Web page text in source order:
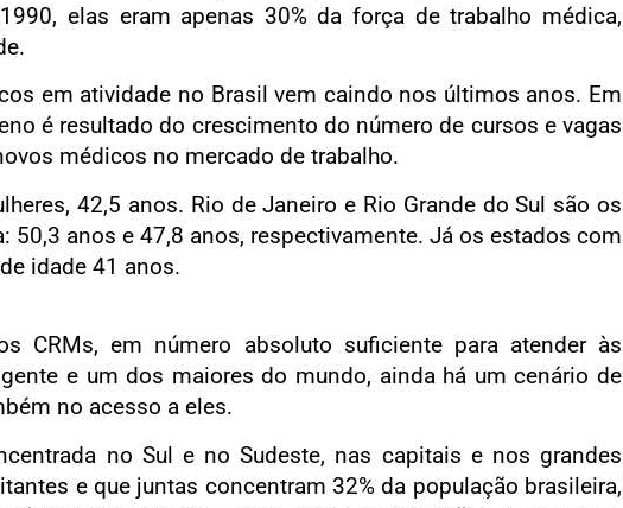
elas eram apenas 30% da força de trabalho médica,
em atividade no Brasil vem caindo nos últimos anos. Em
é resultado do crescimento do número de cursos e vagas
médicos no mercado de trabalho.
42,5 anos. Rio de Janeiro e Rio Grande do Sul são os
anos e 47,8 anos, respectivamente. Já os estados com
idade 41 anos.
CRMs, em número absoluto suficiente para atender às
e um dos maiores do mundo, ainda há um cenário de
no acesso a eles.
no Sul e no Sudeste, nas capitais e nos grandes
e que juntas concentram 32% da população brasileira,